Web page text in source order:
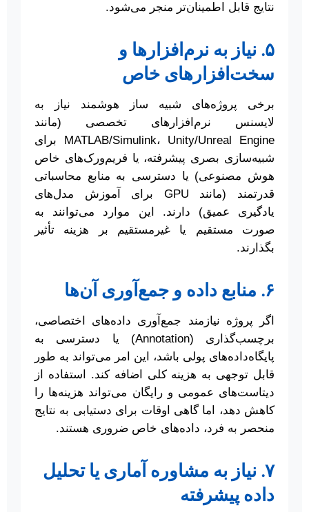
نتایج قابل اطمینان‌تر منجر می‌شود.
۵. نیاز به نرم‌افزارها و
سخت‌افزارهای خاص
برخی پروژه‌های شبیه ساز هوشمند نیاز به
لایسنس نرم‌افزارهای تخصصی (مانند
MATLAB/Simulink، Unity/Unreal Engine برای
شبیه‌سازی بصری پیشرفته، یا فریم‌ورک‌های خاص
هوش مصنوعی) یا دسترسی به منابع محاسباتی
قدرتمند (مانند GPU برای آموزش مدل‌های
یادگیری عمیق) دارند. این موارد می‌توانند به
صورت مستقیم یا غیرمستقیم بر هزینه تأثیر
بگذارند.
۶. منابع داده و جمع‌آوری آن‌ها
اگر پروژه نیازمند جمع‌آوری داده‌های اختصاصی،
برچسب‌گذاری (Annotation) یا دسترسی به
پایگاه‌داده‌های پولی باشد، این امر می‌تواند به طور
قابل توجهی به هزینه کلی اضافه کند. استفاده از
دیتاست‌های عمومی و رایگان می‌تواند هزینه‌ها را
کاهش دهد، اما گاهی اوقات برای دستیابی به نتایج
منحصر به فرد، داده‌های خاص ضروری هستند.
۷. نیاز به مشاوره آماری یا تحلیل
داده پیشرفته